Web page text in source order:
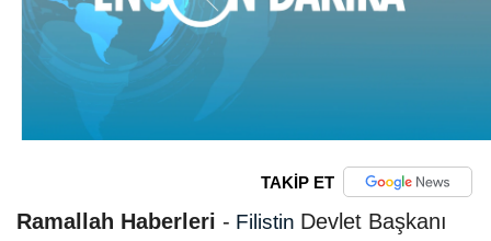
TAKİP ET
Ramallah Haberleri - Filistin Devlet Başkanı